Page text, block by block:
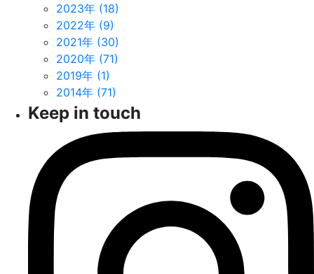
2023年 (18)
2022年 (9)
2021年 (30)
2020年 (71)
2019年 (1)
2014年 (71)
Keep in touch